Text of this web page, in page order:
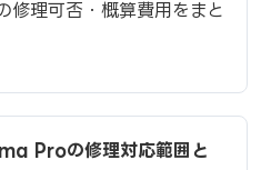
修理可否・概算費用をまと
Proの修理対応範囲と